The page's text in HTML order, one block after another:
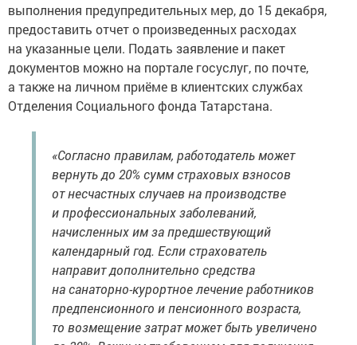
выполнения предупредительных мер, до 15 декабря,
предоставить отчет о произведенных расходах
на указанные цели. Подать заявление и пакет
документов можно на портале госуслуг, по почте,
а также на личном приёме в клиентских службах
Отделения Социального фонда Татарстана.
«Согласно правилам, работодатель может
вернуть до 20% сумм страховых взносов
от несчастных случаев на производстве
и профессиональных заболеваний,
начисленных им за предшествующий
календарный год. Если страхователь
направит дополнительно средства
на санаторно-курортное лечение работников
предпенсионного и пенсионного возраста,
то возмещение затрат может быть увеличено